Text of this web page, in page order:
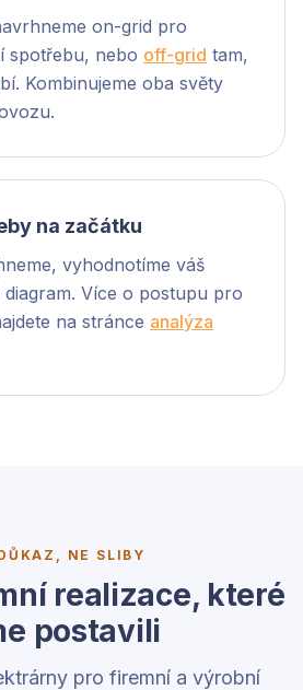
on-grid pro
spotřebu, nebo off-grid tam,
Kombinujeme oba světy
na začátku
vyhodnotíme váš
Více o postupu pro
na stránce analýza
NE SLIBY
realizace, které
postavili
pro firemní a výrobní